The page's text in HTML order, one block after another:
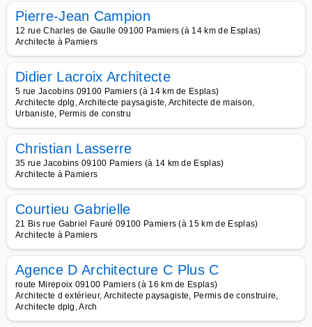
Pierre-Jean Campion
12 rue Charles de Gaulle 09100 Pamiers (à 14 km de Esplas)
Architecte à Pamiers
Didier Lacroix Architecte
5 rue Jacobins 09100 Pamiers (à 14 km de Esplas)
Architecte dplg, Architecte paysagiste, Architecte de maison,
Urbaniste, Permis de constru
Christian Lasserre
35 rue Jacobins 09100 Pamiers (à 14 km de Esplas)
Architecte à Pamiers
Courtieu Gabrielle
21 Bis rue Gabriel Fauré 09100 Pamiers (à 15 km de Esplas)
Architecte à Pamiers
Agence D Architecture C Plus C
route Mirepoix 09100 Pamiers (à 16 km de Esplas)
Architecte d extérieur, Architecte paysagiste, Permis de construire,
Architecte dplg, Arch